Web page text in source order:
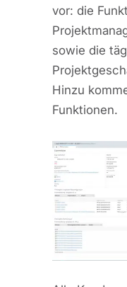
vor: die
sowie die
Hinzu
Funktionen.